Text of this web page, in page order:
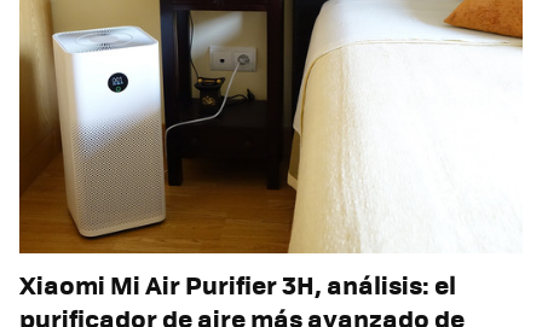
Xiaomi Mi Air Purifier 3H, análisis: el
purificador de aire más avanzado de